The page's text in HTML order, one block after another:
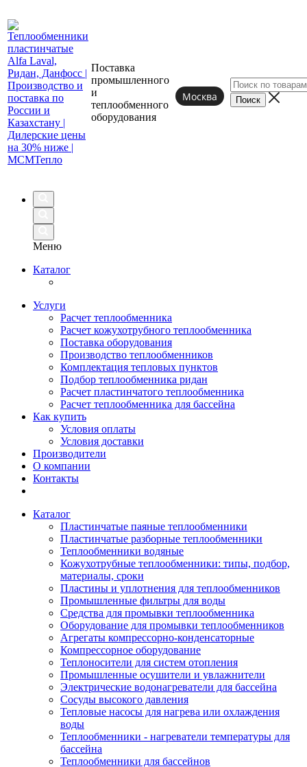
Поставка
промышленного
и
теплообменного
оборудования
Москва
Меню
Каталог
Услуги
Расчет теплообменника
Расчет кожухотрубного теплообменника
Поставка оборудования
Производство теплообменников
Комплектация тепловых пунктов
Подбор теплообменника ридан
Расчет пластинчатого теплообменника
Расчет теплообменника для бассейна
Как купить
Условия оплаты
Условия доставки
Производители
О компании
Контакты
Каталог
Пластинчатые паяные теплообменники
Пластинчатые разборные теплообменники
Теплообменники водяные
Кожухотрубные теплообменники: типы, подбор,
материалы, сроки
Пластины и уплотнения для теплообменников
Промышленные фильтры для воды
Средства для промывки теплообменника
Оборудование для промывки теплообменников
Агрегаты компрессорно-конденсаторные
Компрессорное оборудование
Теплоносители для систем отопления
Промышленные осушители и увлажнители
Электрические водонагреватели для бассейна
Сосуды высокого давления
Тепловые насосы для нагрева или охлаждения
воды
Теплообменники - нагреватели температуры для
бассейна
Теплообменники для бассейнов